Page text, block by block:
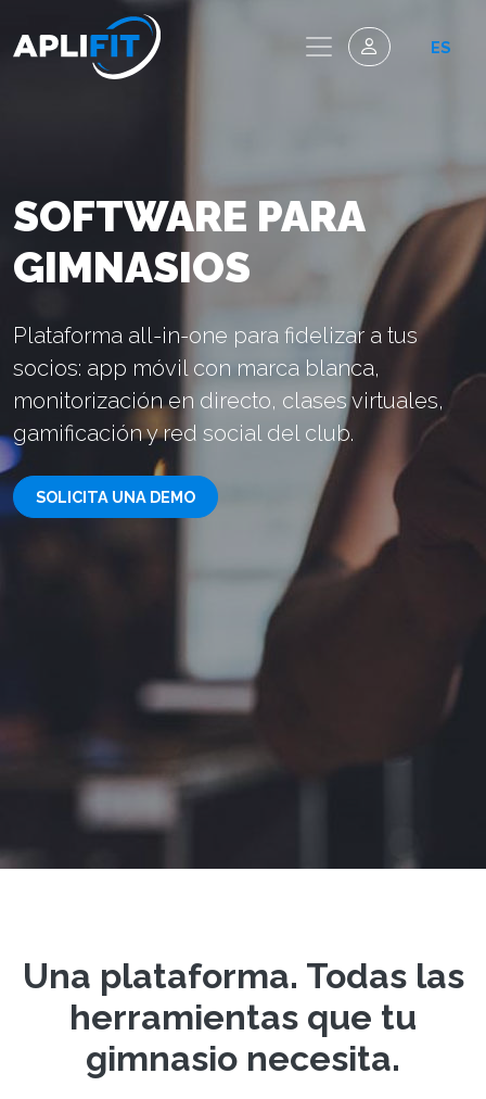
ES
SOFTWARE PARA
GIMNASIOS
Plataforma all-in-one para fidelizar a tus
socios: app móvil con marca blanca,
monitorización en directo, clases virtuales,
gamificación y red social del club.
SOLICITA UNA DEMO
Una plataforma. Todas las
herramientas que tu
gimnasio necesita.